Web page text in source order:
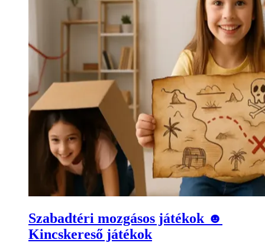
Szabadtéri mozgásos játékok ☻
Kincskereső játékok